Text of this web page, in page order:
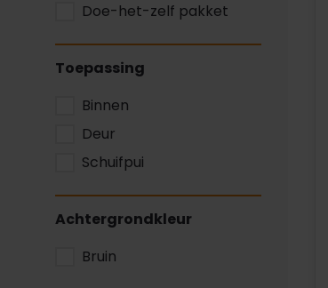
Doe-het-zelf pakket
Toepassing
Binnen
Deur
Schuifpui
Achtergrondkleur
Bruin